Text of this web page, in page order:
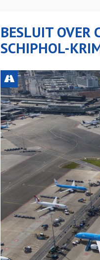
BESLUIT OVER
SCHIPHOL-